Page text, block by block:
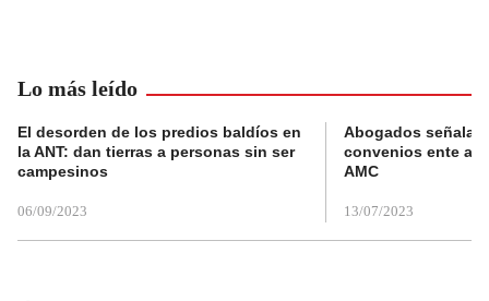
Lo más leído
El desorden de los predios baldíos en
la ANT: dan tierras a personas sin ser
campesinos
06/09/2023
Abogados
convenios ente
AMC
13/07/2023